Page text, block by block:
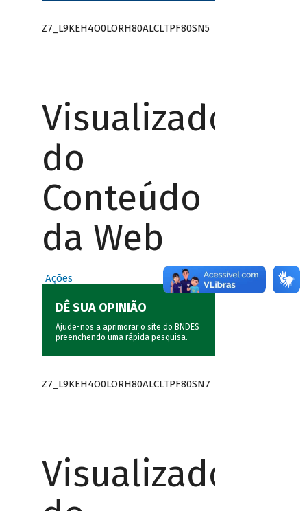
Z7_L9KEH4O0LORH80ALCLTPF80SN5
Visualizador
do
Conteúdo
da Web
Ações
DÊ SUA OPINIÃO
Ajude-nos a aprimorar o site do BNDES
preenchendo uma rápida pesquisa.
Z7_L9KEH4O0LORH80ALCLTPF80SN7
Visualizador